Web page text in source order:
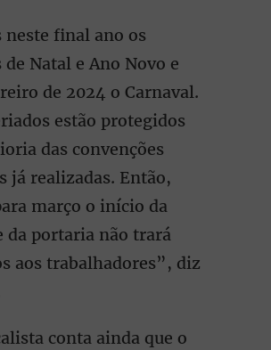
neste final ano os
Natal e Ano Novo e
de 2024 o Carnaval.
estão protegidos
das convenções
já realizadas. Então,
março o início da
da portaria não trará
aos trabalhadores”, diz
conta ainda que o